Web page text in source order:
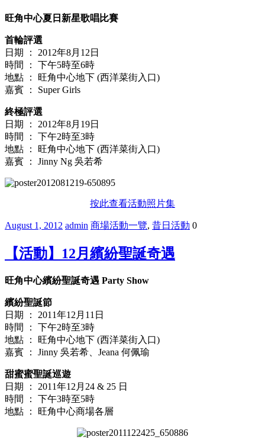
旺角中心夏日新星歌唱比賽
首輪評選
日期 ： 2012年8月12日
時間 ： 下午5時至6時
地點 ： 旺角中心地下 (西洋菜街入口)
嘉賓 ： Super Girls
終極評選
日期 ： 2012年8月19日
時間 ： 下午2時至3時
地點 ： 旺角中心地下 (西洋菜街入口)
嘉賓 ： Jinny Ng 吳若希
按此查看活動照片集
August 1, 2012 admin 商場活動一覽, 昔日活動 0
【活動】12月繽紛聖誕奇遇
旺角中心繽紛聖誕奇遇 Party Show
繽紛聖誕節
日期 ： 2011年12月11日
時間 ： 下午2時至3時
地點 ： 旺角中心地下 (西洋菜街入口)
嘉賓 ： Jinny 吳若希、Jeana 何佩瑜
甜蜜蜜聖誕巡遊
日期 ： 2011年12月24 & 25 日
時間 ： 下午3時至5時
地點 ： 旺角中心商場各層